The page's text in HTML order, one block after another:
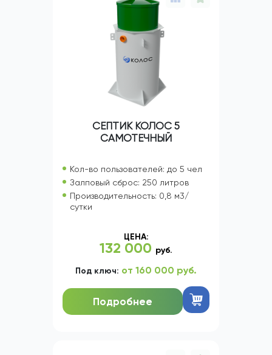
СЕПТИК КОЛОС 5
САМОТЕЧНЫЙ
Кол-во пользователей: до 5 чел
Залповый сброс: 250 литров
Производительность: 0,8 м3/
сутки
ЦЕНА:
132 000 руб.
Под ключ: от 160 000 руб.
Подробнее